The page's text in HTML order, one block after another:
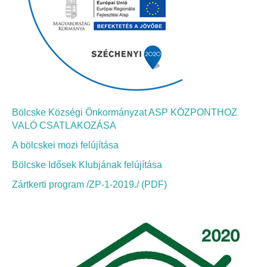
Bölcskei Néptánc Egyesület
Bölcskei Polgárőrség
Bölcskei Klímakör
HIVATAL
Szervezeti felépítés
Dokumentumok
Bölcske Községi Önkormányzat ASP KÖZPONTHOZ
VALÓ CSATLAKOZÁSA
A bölcskei mozi felújítása
Bölcske Idősek Klubjának felújítása
Zártkerti program /ZP-1-2019./ (PDF)